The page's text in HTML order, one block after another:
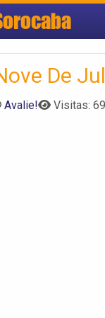
De
Avalie! Visitas: